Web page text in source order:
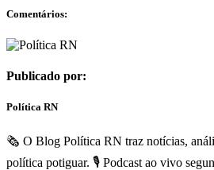
Comentários:
Publicado por:
Política RN
🗞️ O Blog Política RN traz notícias,
política potiguar. 🎙️ Podcast ao vivo